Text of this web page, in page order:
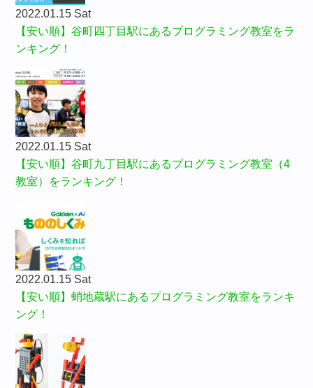
2022.01.15 Sat
【安い順】谷町四丁目駅にあるプログラミング教室をラ
ンキング！
2022.01.15 Sat
【安い順】谷町九丁目駅にあるプログラミング教室（4
教室）をランキング！
2022.01.15 Sat
【安い順】蛸地蔵駅にあるプログラミング教室をランキ
ング！